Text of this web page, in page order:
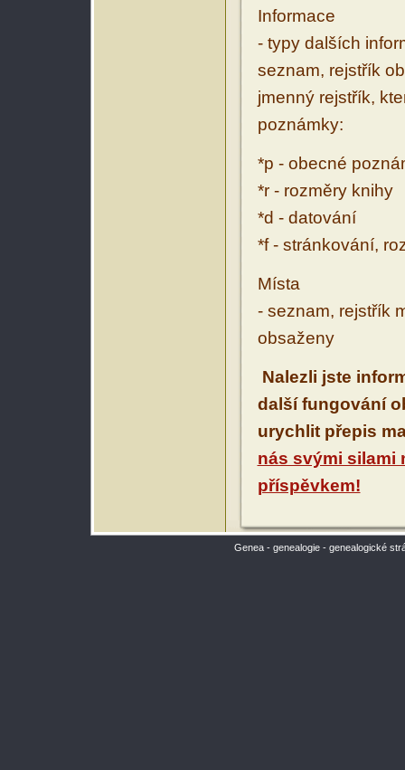
Informace
- typy dalších
seznam, rejstřík
jmenný rejstřík,
poznámky:
*p - obecné
*r - rozměry knihy
*d - datování
*f - stránkování,
Místa
- seznam, rejstřík
obsaženy
Nalezli jste
další fungování
urychlit přepis
nás svými silami
příspěvkem!
Genea - genealogie - genealogické